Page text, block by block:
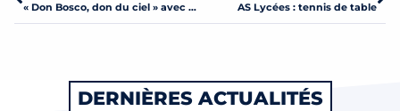
« Don Bosco, don du ciel » avec Guillemette de Pimodan AS Lycées : tennis de table
DERNIÈRES ACTUALITÉS